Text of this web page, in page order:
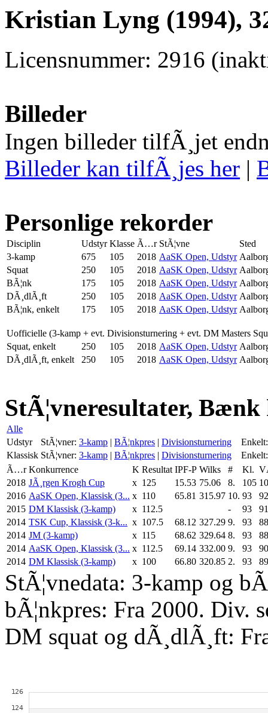
Kristian Lyng (1994),
Licensnummer: 2916
Billeder
Ingen billeder tilfÃ¸jet
Billeder kan tilfÃ¸jes her |
Personlige rekorder
Disciplin Udstyr Klasse Ã…r StÃ¦vne
Sted
3-kamp
675 105 2018 AaSK Open, Udstyr
Squat
250 105 2018 AaSK Open, Udstyr
BÃ¦nk
175 105 2018 AaSK Open, Udstyr
DÃ¸dlÃ¸ft
250 105 2018 AaSK Open, Udstyr
BÃ¦nk, enkelt
175 105 2018 AaSK Open, Udstyr
Uofficielle (3-kamp + evt. Divisionsturnering + evt. DM Masters
Squat, enkelt
250 105 2018 AaSK Open, Udstyr
DÃ¸dlÃ¸ft, enkelt
250 105 2018 AaSK Open, Udstyr
StÃ¦vneresultater, Bænk
Alle
Udstyr
StÃ¦vner: 3-kamp | BÃ¦nkpres | Divisionsturnering
Enkelt:
Klassisk StÃ¦vner: 3-kamp | BÃ¦nkpres | Divisionsturnering
Enkelt:
Ã…r Konkurrence K Resultat IPF-P Wilks # Kl.
2018 JÃ¸rgen Krogh Cup x 125 15.53 75.06 8. 105
2016 AaSK Open, Klassisk (3... x 110 65.81 315.97 10. 93
2015 DM Klassisk (3-kamp) x 112.5 - 93
2014 TSK Cup, Klassisk (3-k... x 107.5 68.12 327.29 9. 93
2014 JM (3-kamp) x 115 68.62 329.64 8. 93
2014 AaSK Open, Klassisk (3... x 112.5 69.14 332.00 9. 93
2014 DM Klassisk (3-kamp) x 100 66.80 320.85 2. 93
StÃ¦vnedata: 3-kamp og
bÃ¦nkpres: Fra 2000. Div.
DM squat og dÃ¸dlÃ¸ft: